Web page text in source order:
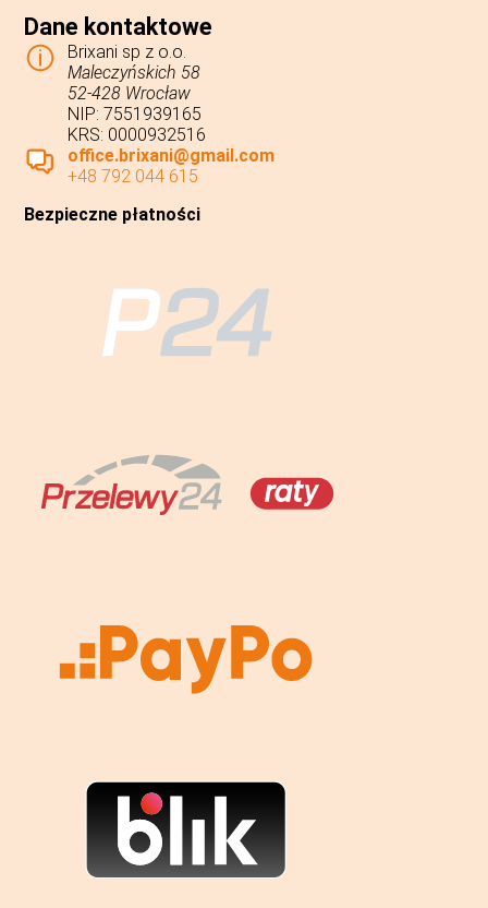
Dane kontaktowe
Brixani sp z o.o.
Maleczyńskich 58
52-428 Wrocław
NIP: 7551939165
KRS: 0000932516
office.brixani@gmail.com
+48 792 044 615
Bezpieczne płatności